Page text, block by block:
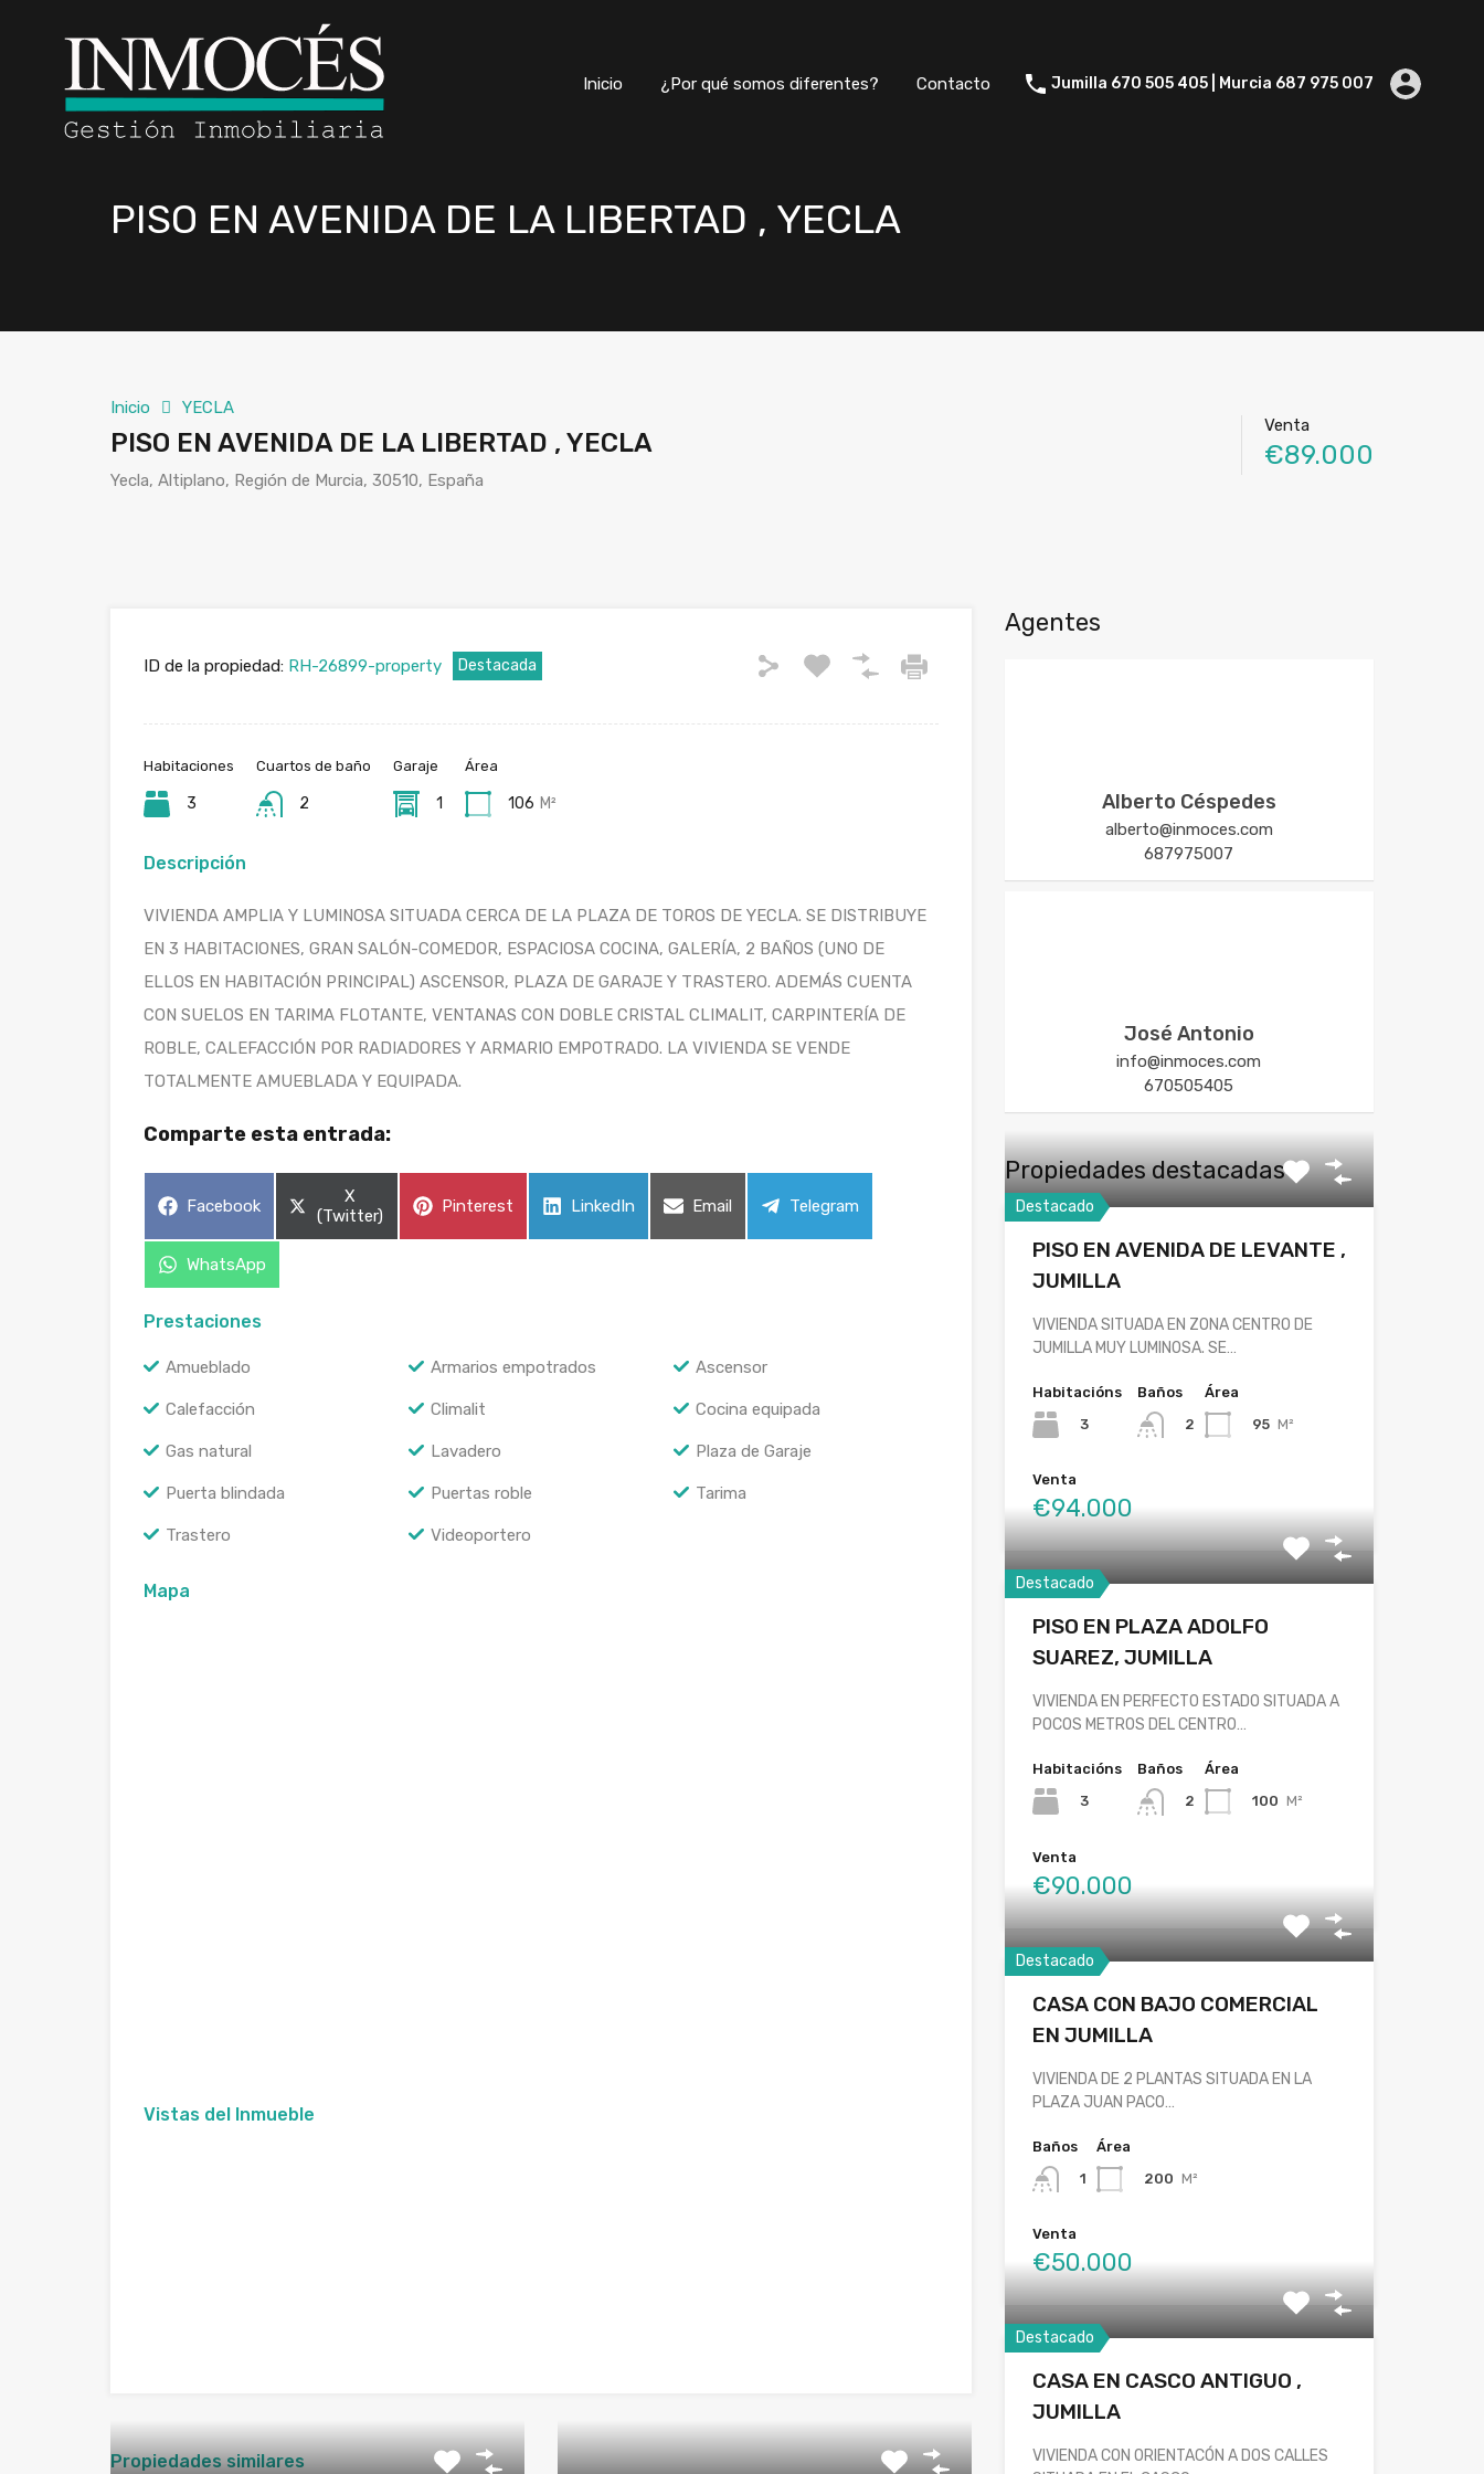
Inicio ¿Por qué somos diferentes? Contacto Jumilla 670 505 405 | Murcia 687 975 007
PISO EN AVENIDA DE LA LIBERTAD , YECLA
Inicio YECLA
PISO EN AVENIDA DE LA LIBERTAD , YECLA
Yecla, Altiplano, Región de Murcia, 30510, España
Venta
€89.000
ID de la propiedad: RH-26899-property Destacada
Habitaciones
3
Cuartos de baño
2
Garaje
1
Área
106 M²
Descripción
VIVIENDA AMPLIA Y LUMINOSA SITUADA CERCA DE LA PLAZA DE TOROS DE YECLA. SE DISTRIBUYE
EN 3 HABITACIONES, GRAN SALÓN-COMEDOR, ESPACIOSA COCINA, GALERÍA, 2 BAÑOS (UNO DE
ELLOS EN HABITACIÓN PRINCIPAL) ASCENSOR, PLAZA DE GARAJE Y TRASTERO. ADEMÁS CUENTA
CON SUELOS EN TARIMA FLOTANTE, VENTANAS CON DOBLE CRISTAL CLIMALIT, CARPINTERÍA DE
ROBLE, CALEFACCIÓN POR RADIADORES Y ARMARIO EMPOTRADO. LA VIVIENDA SE VENDE
TOTALMENTE AMUEBLADA Y EQUIPADA.
Comparte esta entrada:
Compartir
Facebook
Compartir
en
X
(Twitter)
Compartir
Pinterest
Compartir
LinkedIn
Compartir
Email
Compartir
Telegram
Compartir
en
WhatsApp
Prestaciones
Amueblado Armarios empotrados Ascensor
Calefacción Climalit Cocina equipada
Gas natural Lavadero Plaza de Garaje
Puerta blindada Puertas roble Tarima
Trastero Videoportero
Mapa
Vistas del Inmueble
Propiedades similares
Agentes
Alberto Céspedes
alberto@inmoces.com
687975007
José Antonio
info@inmoces.com
670505405
Propiedades destacadas
Destacado
PISO EN AVENIDA DE LEVANTE ,
JUMILLA
VIVIENDA SITUADA EN ZONA CENTRO DE
JUMILLA MUY LUMINOSA. SE…
Habitacións
3
Baños
2
Área
95 M²
Venta
€94.000
Destacado
PISO EN PLAZA ADOLFO
SUAREZ, JUMILLA
VIVIENDA EN PERFECTO ESTADO SITUADA A
POCOS METROS DEL CENTRO…
Habitacións
3
Baños
2
Área
100 M²
Venta
€90.000
Destacado
CASA CON BAJO COMERCIAL
EN JUMILLA
VIVIENDA DE 2 PLANTAS SITUADA EN LA
PLAZA JUAN PACO…
Baños
1
Área
200 M²
Venta
€50.000
Destacado
CASA EN CASCO ANTIGUO ,
JUMILLA
VIVIENDA CON ORIENTACÓN A DOS CALLES